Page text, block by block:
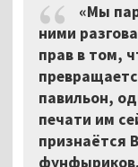
«Мы
ними
прав в том,
павильон,
печати им
признаётся